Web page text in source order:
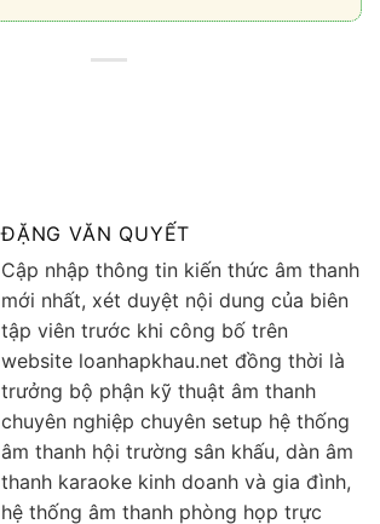
ĐẶNG VĂN QUYẾT
Cập nhập thông tin kiến thức âm thanh
mới nhất, xét duyệt nội dung của biên
tập viên trước khi công bố trên
website loanhapkhau.net đồng thời là
trưởng bộ phận kỹ thuật âm thanh
chuyên nghiệp chuyên setup hệ thống
âm thanh hội trường sân khấu, dàn âm
thanh karaoke kinh doanh và gia đình,
hệ thống âm thanh phòng họp trực